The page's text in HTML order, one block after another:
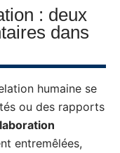
: deux
dans
humaine se
ou des rapports
entremêlées,